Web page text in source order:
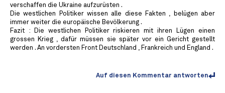
verschaffen die Ukraine aufzurüsten .
Die westlichen Politiker wissen alle diese Fakten , belügen aber
immer weiter die europäische Bevölkerung .
Fazit : Die westlichen Politiker riskieren mit ihren Lügen einen
grossen Krieg , dafür müssen sie später vor ein Gericht gestellt
werden . An vordersten Front Deutschland , Frankreich und England .
Auf diesen Kommentar antworten